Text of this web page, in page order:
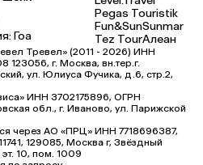
Гоа
Pegas Touristik
Fun&SunSunmar
Tez TourАлеан
Тревел» (2011 - 2026) ИНН
123056, г. Москва, вн.тер.г.
ул. Юлиуса Фучика, д.6, стр.2,
ИНН 3702175896, ОГРН
обл., г. Иваново, ул. Парижской
через АО «ПРЦ» ИНН 7718696387,
129085, Москва г, Звёздный
10, пом. 1009